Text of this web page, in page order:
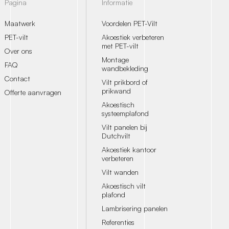
Pagina
Maatwerk
PET-vilt
Over ons
FAQ
Contact
Offerte aanvragen
Informatie
Voordelen PET-Vilt
Akoestiek verbeteren
met PET-vilt
Montage
wandbekleding
Vilt prikbord of
prikwand
Akoestisch
systeemplafond
Vilt panelen bij
Dutchvilt
Akoestiek kantoor
verbeteren
Vilt wanden
Akoestisch vilt
plafond
Lambrisering panelen
Referenties